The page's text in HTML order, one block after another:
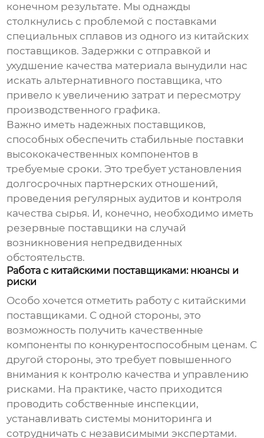
конечном результате. Мы однажды
столкнулись с проблемой с поставками
специальных сплавов из одного из китайских
поставщиков. Задержки с отправкой и
ухудшение качества материала вынудили нас
искать альтернативного поставщика, что
привело к увеличению затрат и пересмотру
производственного графика.
Важно иметь надежных поставщиков,
способных обеспечить стабильные поставки
высококачественных компонентов в
требуемые сроки. Это требует установления
долгосрочных партнерских отношений,
проведения регулярных аудитов и контроля
качества сырья. И, конечно, необходимо иметь
резервные поставщики на случай
возникновения непредвиденных
обстоятельств.
Работа с китайскими поставщиками: нюансы и
риски
Особо хочется отметить работу с китайскими
поставщиками. С одной стороны, это
возможность получить качественные
компоненты по конкурентоспособным ценам. С
другой стороны, это требует повышенного
внимания к контролю качества и управлению
рисками. На практике, часто приходится
проводить собственные инспекции,
устанавливать системы мониторинга и
сотрудничать с независимыми экспертами.